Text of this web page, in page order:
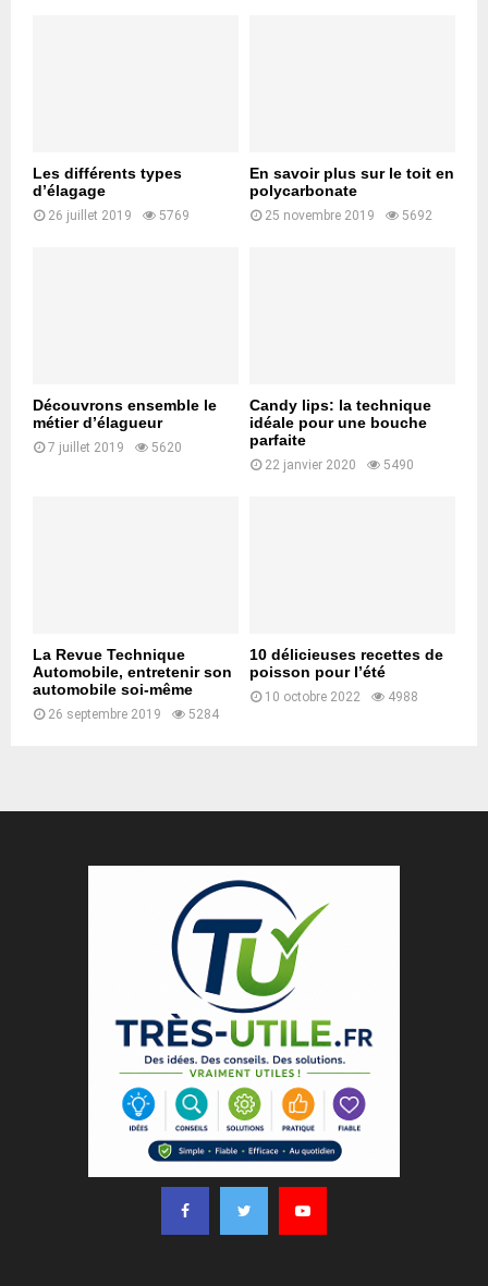
Les différents types
d’élagage
26 juillet 2019 5769
En savoir plus sur le toit en
polycarbonate
25 novembre 2019 5692
Découvrons ensemble le
métier d’élagueur
7 juillet 2019 5620
Candy lips: la technique
idéale pour une bouche
parfaite
22 janvier 2020 5490
La Revue Technique
Automobile, entretenir son
automobile soi-même
26 septembre 2019 5284
10 délicieuses recettes de
poisson pour l’été
10 octobre 2022 4988